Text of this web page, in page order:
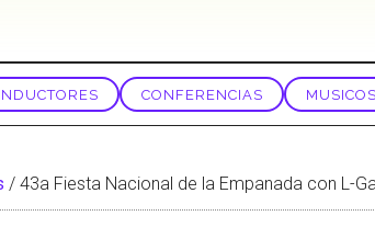
CONFERENCIAS MUSICOS
/ 43a Fiesta Nacional de la Empanada con L-